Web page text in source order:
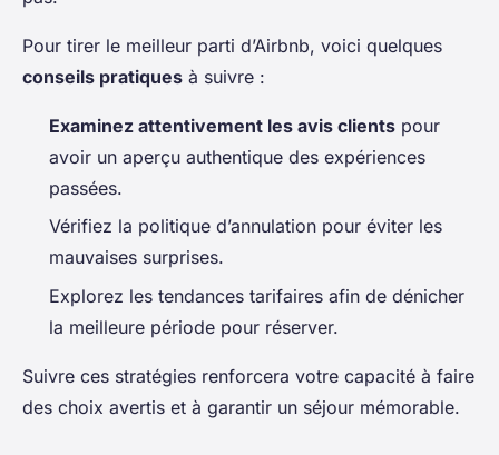
Pour tirer le meilleur parti d’Airbnb, voici quelques
conseils pratiques à suivre :
Examinez attentivement les avis clients pour
avoir un aperçu authentique des expériences
passées.
Vérifiez la politique d’annulation pour éviter les
mauvaises surprises.
Explorez les tendances tarifaires afin de dénicher
la meilleure période pour réserver.
Suivre ces stratégies renforcera votre capacité à faire
des choix avertis et à garantir un séjour mémorable.